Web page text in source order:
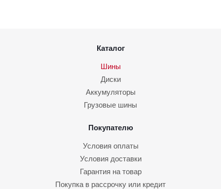
Каталог
Шины
Диски
Аккумуляторы
Грузовые шины
Покупателю
Условия оплаты
Условия доставки
Гарантия на товар
Покупка в рассрочку или кредит